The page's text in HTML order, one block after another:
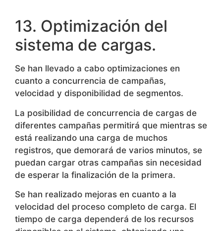
Se han llevado a cabo optimizaciones en
cuanto a concurrencia de campañas,
velocidad y disponibilidad de segmentos.
La posibilidad de concurrencia de cargas de
diferentes campañas permitirá que mientras se
está realizando una carga de muchos
puedan cargar otras campañas sin necesidad
de esperar la finalización de la primera.
Se han realizado mejoras en cuanto a la
velocidad del proceso completo de carga. El
tiempo de carga dependerá de los recursos
sustancial mejora que puede llegar a valores
inferiores a la mitad del tiempo del proceso de
carga anterior.